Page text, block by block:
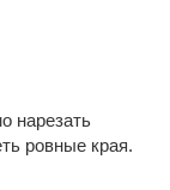
нарезать
ровные края.